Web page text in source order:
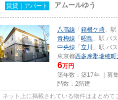
賃貸｜アパート アムールゆう
八高線 「箱根ケ崎 」
青梅線 「昭島 」駅 バ
中央線 「立川
」駅 バ
東京都西多摩郡瑞穂町
6万円
築年数：築17年 ｜募
階数：2階建
ネット上に掲載されている物件はまとめて